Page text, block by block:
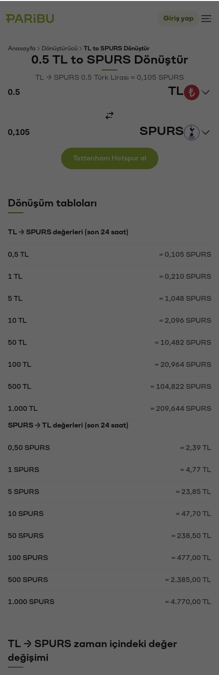
Giriş yap
Anasayfa Dönüştürücü TL to SPURS Dönüştür
0.5 TL to SPURS Dönüştür
TL → SPURS 0.5 Türk Lirası ≈ 0,105 SPURS
TL
SPURS
Tottenham Hotspur al
Dönüşüm tabloları
TL → SPURS değerleri (son 24 saat)
0,5 TL = 0,105 SPURS
1 TL = 0,210 SPURS
5 TL = 1,048 SPURS
10 TL = 2,096 SPURS
50 TL = 10,482 SPURS
100 TL = 20,964 SPURS
500 TL = 104,822 SPURS
1.000 TL = 209,644 SPURS
SPURS → TL değerleri (son 24 saat)
0,50 SPURS = 2,39 TL
1 SPURS = 4,77 TL
5 SPURS = 23,85 TL
10 SPURS = 47,70 TL
50 SPURS = 238,50 TL
100 SPURS = 477,00 TL
500 SPURS = 2.385,00 TL
1.000 SPURS = 4.770,00 TL
TL → SPURS zaman içindeki değer
değişimi